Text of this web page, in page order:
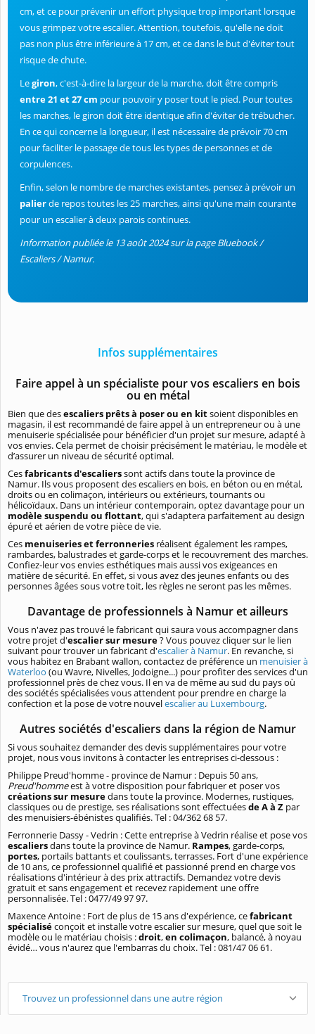
cm, et ce pour prévenir un effort physique trop important lorsque
vous grimpez votre escalier. Attention, toutefois, qu'elle ne doit
pas non plus être inférieure à 17 cm, et ce dans le but d'éviter tout
risque de chute.
Legiron, c'est-à-dire la largeur de la marche, doit être compris
entre 21 et 27 cm pour pouvoir y poser tout le pied. Pour toutes
les marches, le giron doit être identique afin d'éviter de trébucher.
En ce qui concerne la longueur, il est nécessaire de prévoir 70 cm
pour faciliter le passage de tous les types de personnes et de
corpulences.
Enfin, selon le nombre de marches existantes, pensez à prévoir un
palierde repos toutes les 25 marches, ainsi qu'une main courante
pour un escalier à deux parois continues.
Information publiée le 13 août 2024 sur la page Bluebook /
Escaliers / Namur.
Infos supplémentaires
Faire appel à un spécialiste pour vos escaliers en bois
ou en métal
Bien que desescaliers prêts à poser ou en kitsoient disponibles en
magasin, il est recommandé de faire appel à un entrepreneur ou à une
menuiserie spécialisée pour bénéficier d'un projet sur mesure, adapté à
vos envies. Cela permet de choisir précisément le matériau, le modèle et
d’assurer un niveau de sécurité optimal.
Cesfabricants d'escalierssont actifs dans toute la province de
Namur. Ils vous proposent des escaliers en bois, en béton ou en métal,
droits ou en colimaçon, intérieurs ou extérieurs, tournants ou
hélicoïdaux. Dans un intérieur contemporain, optez davantage pour un
modèle suspendu ou flottant, qui s'adaptera parfaitement au design
épuré et aérien de votre pièce de vie.
Ces menuiseries et ferronneries réalisent également les rampes,
rambardes, balustrades et garde-corps et le recouvrement des marches.
Confiez-leur vos envies esthétiques mais aussi vos exigeances en
matière de sécurité. En effet, si vous avez des jeunes enfants ou des
personnes âgées sous votre toit, les règles ne seront pas les mêmes.
Davantage de professionnels à Namur et ailleurs
Vous n'avez pas trouvé le fabricant qui saura vous accompagner dans
votre projet d'escalier sur mesure? Vous pouvez cliquer sur le lien
suivant pour trouver un fabricant d'escalier à Namur. En revanche, si
vous habitez en Brabant wallon, contactez de préférence un menuisier à
Waterloo (ou Wavre, Nivelles, Jodoigne...) pour profiter des services d'un
professionnel près de chez vous. Il en va de même au sud du pays où
des sociétés spécialisées vous attendent pour prendre en charge la
confection et la pose de votre nouvelescalier au Luxembourg.
Autres sociétés d'escaliers dans la région de Namur
Si vous souhaitez demander des devis supplémentaires pour votre
projet, nous vous invitons à contacter les entreprises ci-dessous :
Philippe Preud'homme - province de Namur : Depuis 50 ans,
Preud'hommeest à votre disposition pour fabriquer et poser vos
créations sur mesuredans toute la province. Modernes, rustiques,
classiques ou de prestige, ses réalisations sont effectuéesde A à Z par
des menuisiers-ébénistes qualifiés. Tel : 04/362 68 57.
Ferronnerie Dassy - Vedrin : Cette entreprise à Vedrin réalise et pose vos
escaliersdans toute la province de Namur. Rampes, garde-corps,
portes, portails battants et coulissants, terrasses. Fort d'une expérience
de 10 ans, ce professionnel qualifié et passionné prend en charge vos
réalisations d'intérieur à des prix attractifs. Demandez votre devis
gratuit et sans engagement et recevez rapidement une offre
personnalisée. Tel : 0477/49 97 97.
Maxence Antoine : Fort de plus de 15 ans d'expérience, cefabricant
spécialiséconçoit et installe votre escalier sur mesure, quel que soit le
modèle ou le matériau choisis :droit,en colimaçon, balancé, à noyau
évidé… vous n'aurez que l'embarras du choix. Tel : 081/47 06 61.
Trouvez un professionnel dans une autre région